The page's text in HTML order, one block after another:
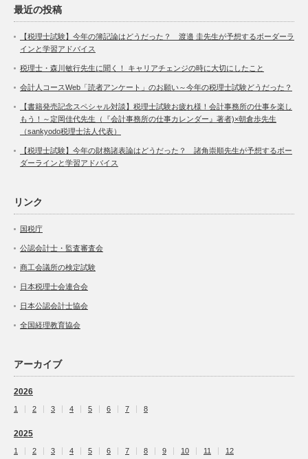
最近の投稿
【税理士試験】今年の簿記論はどうだった？ 渡邉 圭先生が予想するボーダーラ
インと学習アドバイス
税理士・森川敏行先生に聞く！ キャリアチェンジの時に大切にしたこと
会計人コースWeb「読者アンケート」のお願い～今年の税理士試験どうだった？
【書籍発売記念スペシャル対談】税理士試験お疲れ様！会計事務所の仕事を楽し
もう！～定岡佳代先生（『会計事務所の仕事カレンダー』著者)×朝倉歩先生
（sankyodo税理士法人代表）
【税理士試験】今年の財務諸表論はどうだった？ 諸角崇順先生が予想するボー
ダーラインと学習アドバイス
リンク
国税庁
公認会計士・監査審査会
商工会議所の検定試験
日本税理士会連合会
日本公認会計士協会
全国経理教育協会
アーカイブ
2026
1 2 3 4 5 6 7 8
2025
1 2 3 4 5 6 7 8 9 10 11 12